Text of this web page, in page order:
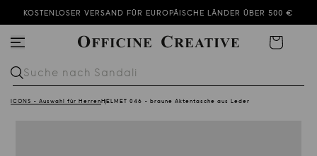
DER SOMMER-SALE GEHT WEITER!
KOSTENLOSER VERSAND FÜR EUROPÄISCHE LÄNDER ÜBER 500 €
Suche nach Sandali
Warenkorb
ICONS - Auswahl für Herren HELMET 046 - braune Aktentasche aus Leder